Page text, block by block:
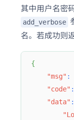
其中用户名密
add_verbose
名。若成功则
{
"msg" :
"code" :
"data" :